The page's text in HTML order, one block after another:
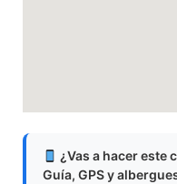
¿Vas a hacer este
Guía, GPS y